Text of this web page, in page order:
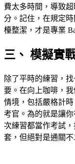
費太多時間，導致
分。記住，在規定
檯整潔，才是專業
三、 模擬實
除了平時的練習，
要。在向上咖啡，我
情境，包括嚴格計
考官。為的就是讓
次練習都當作考試
套，但絕對是通關不